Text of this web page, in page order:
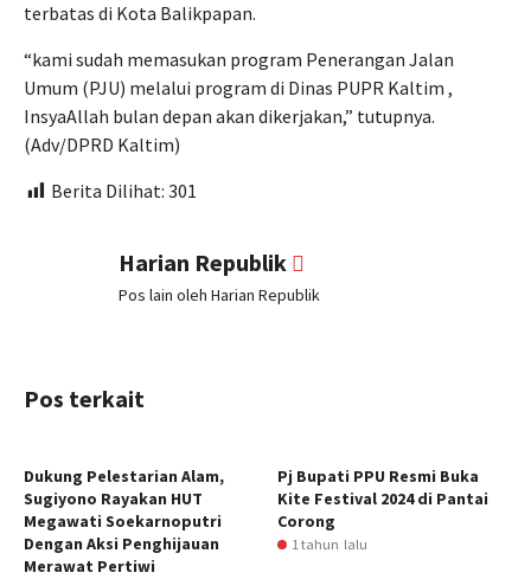
terbatas di Kota Balikpapan.
“kami sudah memasukan program Penerangan Jalan
Umum (PJU) melalui program di Dinas PUPR Kaltim ,
InsyaAllah bulan depan akan dikerjakan,” tutupnya.
(Adv/DPRD Kaltim)
Berita Dilihat: 301
Harian Republik
Pos lain oleh Harian Republik
Pos terkait
Dukung Pelestarian Alam,
Sugiyono Rayakan HUT
Megawati Soekarnoputri
Dengan Aksi Penghijauan
Merawat Pertiwi
Pj Bupati PPU Resmi Buka
Kite Festival 2024 di Pantai
Corong
1 tahun lalu